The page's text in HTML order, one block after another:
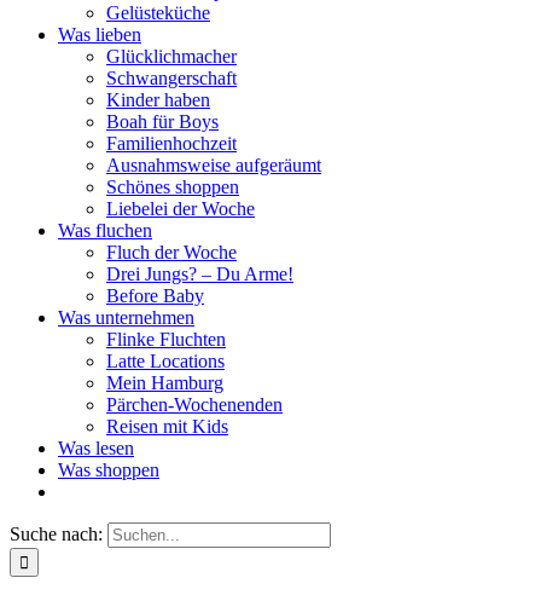
Gelüsteküche
Was lieben
Glücklichmacher
Schwangerschaft
Kinder haben
Boah für Boys
Familienhochzeit
Ausnahmsweise aufgeräumt
Schönes shoppen
Liebelei der Woche
Was fluchen
Fluch der Woche
Drei Jungs? – Du Arme!
Before Baby
Was unternehmen
Flinke Fluchten
Latte Locations
Mein Hamburg
Pärchen-Wochenenden
Reisen mit Kids
Was lesen
Was shoppen
Suche nach: